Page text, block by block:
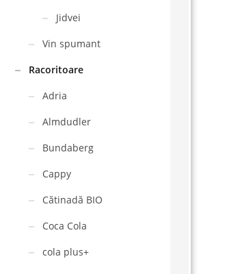
Jidvei
Vin spumant
Racoritoare
Adria
Almdudler
Bundaberg
Cappy
Cătinadă BIO
Coca Cola
cola plus+